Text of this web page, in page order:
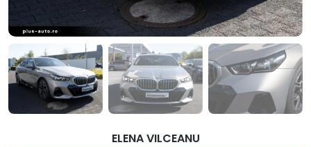
ELENA VILCEANU